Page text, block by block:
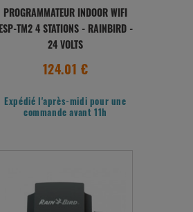
PROGRAMMATEUR INDOOR WIFI
ESP-TM2 4 STATIONS - RAINBIRD -
24 VOLTS
124.01 €
Expédié l'après-midi pour une
commande avant 11h